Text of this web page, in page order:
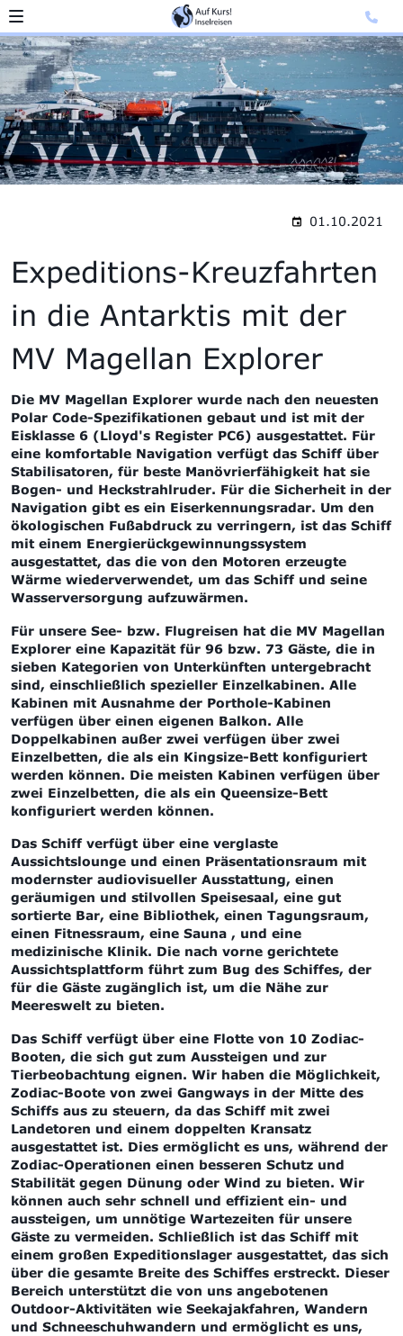
01.10.2021
Expeditions-Kreuzfahrten
in die Antarktis mit der
MV Magellan Explorer
Die MV Magellan Explorer wurde nach den neuesten
Polar Code-Spezifikationen gebaut und ist mit der
Eisklasse 6 (Lloyd's Register PC6) ausgestattet. Für
eine komfortable Navigation verfügt das Schiff über
Stabilisatoren, für beste Manövrierfähigkeit hat sie
Bogen- und Heckstrahlruder. Für die Sicherheit in der
Navigation gibt es ein Eiserkennungsradar. Um den
ökologischen Fußabdruck zu verringern, ist das Schiff
mit einem Energierückgewinnungssystem
ausgestattet, das die von den Motoren erzeugte
Wärme wiederverwendet, um das Schiff und seine
Wasserversorgung aufzuwärmen.
Für unsere See- bzw. Flugreisen hat die MV Magellan
Explorer eine Kapazität für 96 bzw. 73 Gäste, die in
sieben Kategorien von Unterkünften untergebracht
sind, einschließlich spezieller Einzelkabinen. Alle
Kabinen mit Ausnahme der Porthole-Kabinen
verfügen über einen eigenen Balkon. Alle
Doppelkabinen außer zwei verfügen über zwei
Einzelbetten, die als ein Kingsize-Bett konfiguriert
werden können. Die meisten Kabinen verfügen über
zwei Einzelbetten, die als ein Queensize-Bett
konfiguriert werden können.
Das Schiff verfügt über eine verglaste
Aussichtslounge und einen Präsentationsraum mit
modernster audiovisueller Ausstattung, einen
geräumigen und stilvollen Speisesaal, eine gut
sortierte Bar, eine Bibliothek, einen Tagungsraum,
einen Fitnessraum, eine Sauna , und eine
medizinische Klinik. Die nach vorne gerichtete
Aussichtsplattform führt zum Bug des Schiffes, der
für die Gäste zugänglich ist, um die Nähe zur
Meereswelt zu bieten.
Das Schiff verfügt über eine Flotte von 10 Zodiac-
Booten, die sich gut zum Aussteigen und zur
Tierbeobachtung eignen. Wir haben die Möglichkeit,
Zodiac-Boote von zwei Gangways in der Mitte des
Schiffs aus zu steuern, da das Schiff mit zwei
Landetoren und einem doppelten Kransatz
ausgestattet ist. Dies ermöglicht es uns, während der
Zodiac-Operationen einen besseren Schutz und
Stabilität gegen Dünung oder Wind zu bieten. Wir
können auch sehr schnell und effizient ein- und
aussteigen, um unnötige Wartezeiten für unsere
Gäste zu vermeiden. Schließlich ist das Schiff mit
einem großen Expeditionslager ausgestattet, das sich
über die gesamte Breite des Schiffes erstreckt. Dieser
Bereich unterstützt die von uns angebotenen
Outdoor-Aktivitäten wie Seekajakfahren, Wandern
und Schneeschuhwandern und ermöglicht es uns,